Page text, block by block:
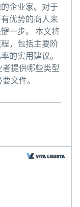
企业家。对于
优势的商人来
一步。 本文将
，包括主要阶
的实用建议。
提供哪些类型
文件。 ...